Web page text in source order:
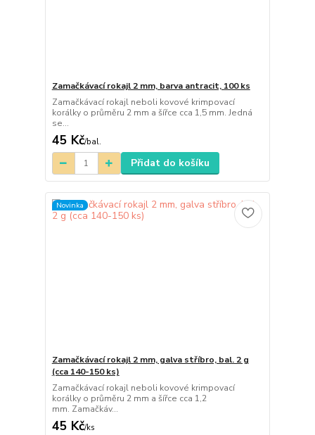
Zamačkávací rokajl 2 mm, barva antracit, 100 ks
Zamačkávací rokajl neboli kovové krimpovací
korálky o průměru 2 mm a šířce cca 1,5 mm. Jedná
se...
45 Kč/bal.
Přidat do košíku
Novinka
Zamačkávací rokajl 2 mm, galva stříbro, bal. 2 g
(cca 140-150 ks)
Zamačkávací rokajl neboli kovové krimpovací
korálky o průměru 2 mm a šířce cca 1,2
mm. Zamačkáv...
45 Kč/ks